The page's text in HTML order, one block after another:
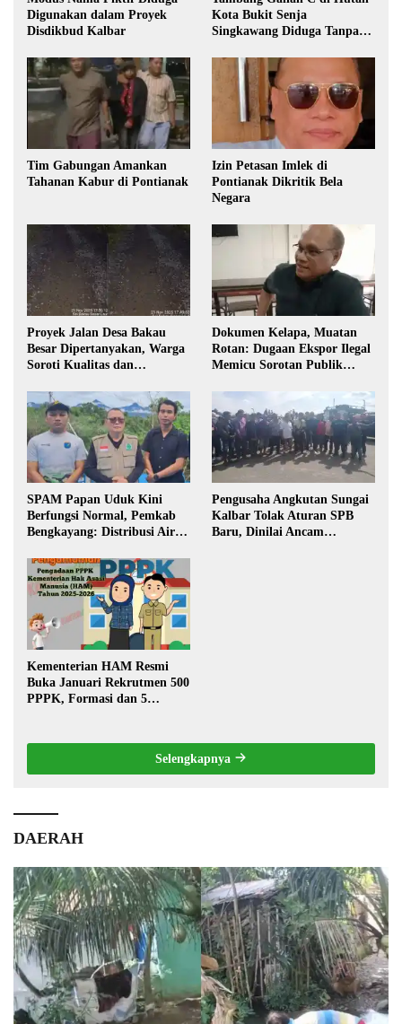
Digunakan dalam Proyek
Disdikbud Kalbar
Kota Bukit Senja
Singkawang Diduga Tanpa
Tim Gabungan Amankan
Tahanan Kabur di Pontianak
Izin Petasan Imlek di
Pontianak Dikritik Bela
Negara
Proyek Jalan Desa Bakau
Besar Dipertanyakan, Warga
Soroti Kualitas dan
Pembangunan
Dokumen Kelapa, Muatan
Rotan: Dugaan Ekspor Ilegal
Memicu Sorotan Publik
SPAM Papan Uduk Kini
Berfungsi Normal, Pemkab
Bengkayang: Distribusi Air
Warga
Pengusaha Angkutan Sungai
Kalbar Tolak Aturan SPB
Baru, Dinilai Ancam
Kementerian HAM Resmi
Buka Januari Rekrutmen 500
PPPK, Formasi dan 5
Selengkapnya
DAERAH